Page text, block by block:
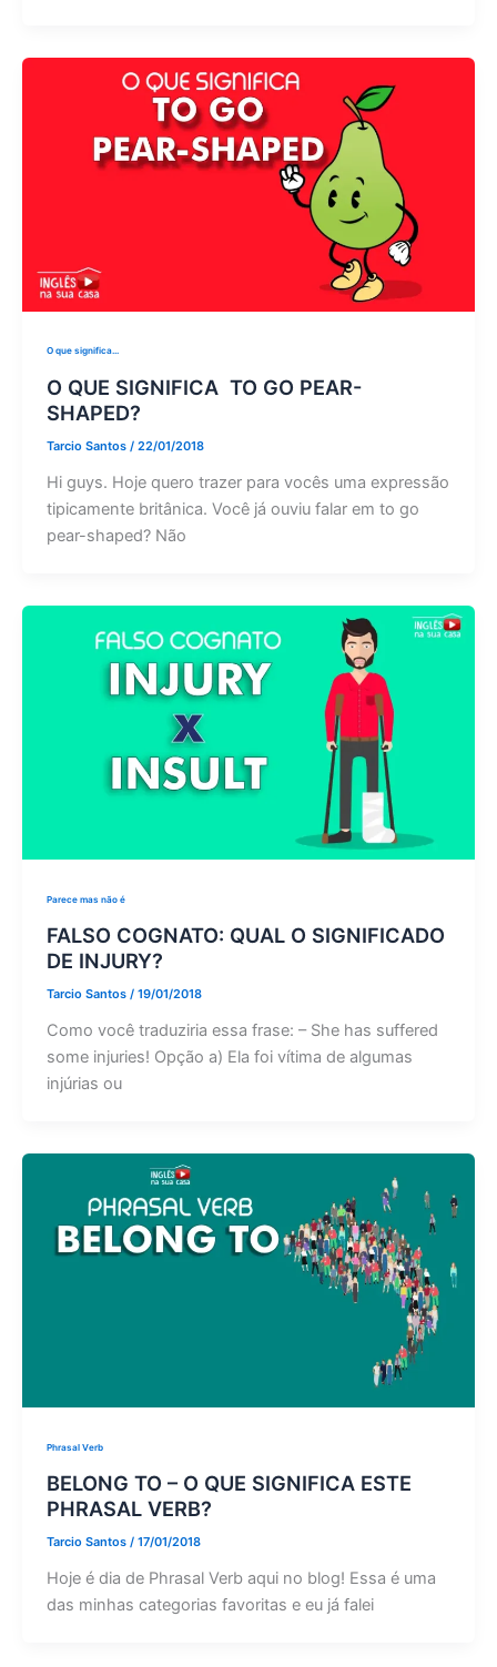
O que significa...
O QUE SIGNIFICA TO GO PEAR-
SHAPED?
Tarcio Santos / 22/01/2018
Hi guys. Hoje quero trazer para vocês uma expressão
tipicamente britânica. Você já ouviu falar em to go
pear-shaped? Não
Parece mas não é
FALSO COGNATO: QUAL O SIGNIFICADO
DE INJURY?
Tarcio Santos / 19/01/2018
Como você traduziria essa frase: – She has suffered
some injuries! Opção a) Ela foi vítima de algumas
injúrias ou
Phrasal Verb
BELONG TO – O QUE SIGNIFICA ESTE
PHRASAL VERB?
Tarcio Santos / 17/01/2018
Hoje é dia de Phrasal Verb aqui no blog! Essa é uma
das minhas categorias favoritas e eu já falei